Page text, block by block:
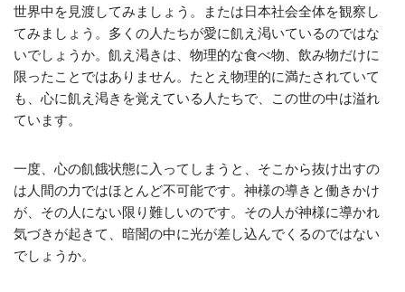
世界中を見渡してみましょう。または日本社会全体を観察し
てみましょう。多くの人たちが愛に飢え渇いているのではな
いでしょうか。飢え渇きは、物理的な食べ物、飲み物だけに
限ったことではありません。たとえ物理的に満たされていて
も、心に飢え渇きを覚えている人たちで、この世の中は溢れ
ています。
一度、心の飢餓状態に入ってしまうと、そこから抜け出すの
は人間の力ではほとんど不可能です。神様の導きと働きかけ
が、その人にない限り難しいのです。その人が神様に導かれ
気づきが起きて、暗闇の中に光が差し込んでくるのではない
でしょうか。